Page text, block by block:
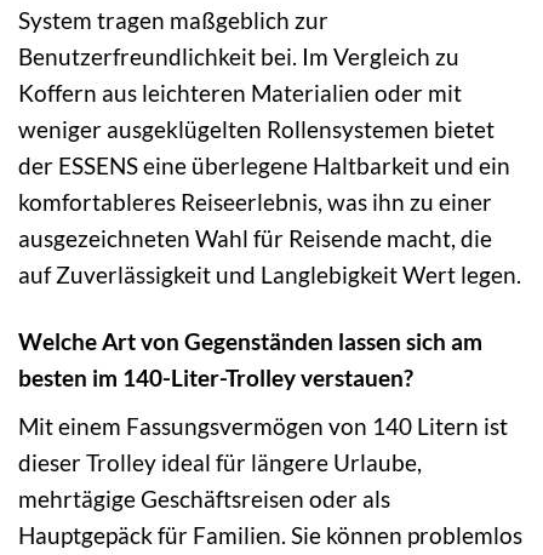
System tragen maßgeblich zur
Benutzerfreundlichkeit bei. Im Vergleich zu
Koffern aus leichteren Materialien oder mit
weniger ausgeklügelten Rollensystemen bietet
der ESSENS eine überlegene Haltbarkeit und ein
komfortableres Reiseerlebnis, was ihn zu einer
ausgezeichneten Wahl für Reisende macht, die
auf Zuverlässigkeit und Langlebigkeit Wert legen.
Welche Art von Gegenständen lassen sich am
besten im 140-Liter-Trolley verstauen?
Mit einem Fassungsvermögen von 140 Litern ist
dieser Trolley ideal für längere Urlaube,
mehrtägige Geschäftsreisen oder als
Hauptgepäck für Familien. Sie können problemlos